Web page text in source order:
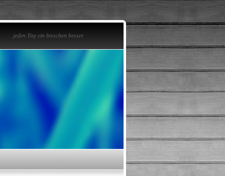
jeden Tag ein bisschen besser